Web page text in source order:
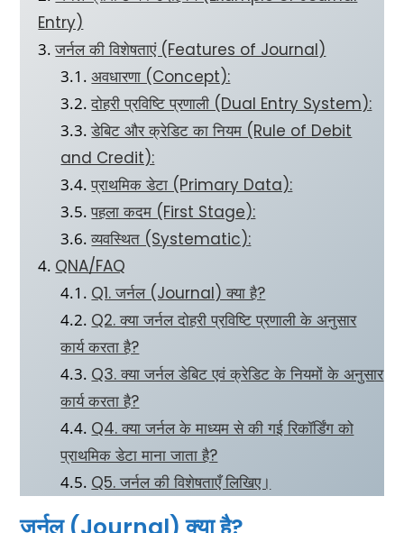
Entry)
जर्नल की विशेषताएं (Features of Journal)
अवधारणा (Concept):
दोहरी प्रविष्टि प्रणाली (Dual Entry System):
डेबिट और क्रेडिट का नियम (Rule of Debit
and Credit):
प्राथमिक डेटा (Primary Data):
पहला कदम (First Stage):
व्यवस्थित (Systematic):
QNA/FAQ
Q1. जर्नल (Journal) क्या है?
Q2. क्या जर्नल दोहरी प्रविष्टि प्रणाली के अनुसार
कार्य करता है?
Q3. क्या जर्नल डेबिट एवं क्रेडिट के नियमों के अनुसार
कार्य करता है?
Q4. क्या जर्नल के माध्यम से की गई रिकॉर्डिंग को
प्राथमिक डेटा माना जाता है?
Q5. जर्नल की विशेषताएँ लिखिए।